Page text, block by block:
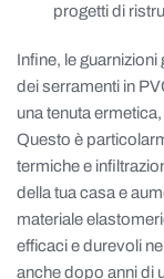
progetti di
Infine, le
dei serramenti in
una tenuta
Questo è
termiche e
della tua casa e
materiale
efficaci e durevoli
anche dopo anni di